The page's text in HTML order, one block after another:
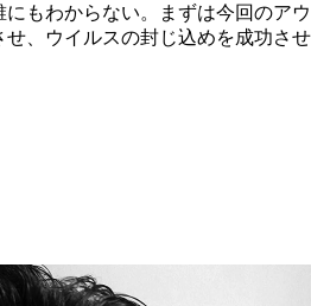
もわからない。まずは今回のアウ
せ、ウイルスの封じ込めを成功させ